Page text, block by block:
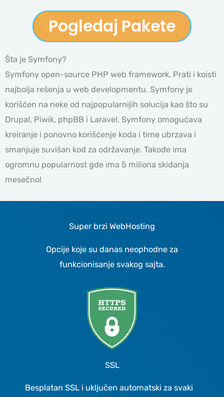
Pogledaj Pakete
Šta je Symfony?
Symfony open-source PHP web framework. Prati i koisti
najbolja rešenja u web developmentu. Symfony je
korišćen na neke od najpopularnijih solucija kao što su
Drupal, Piwik, phpBB i Laravel. Symfony omogućava
kreiranje i ponovno korišćenje koda i time ubrzava i
smanjuje suvišan kod za održavanje. Takođe ima
ogromnu popularnost gde ima 5 miliona skidanja
mesečno!
Super brzi WebHosting
Opcije koje su danas neophodne za
funkcionisanje svakog sajta.
SSL
Besplatan SSL i uključen automatski za svaki